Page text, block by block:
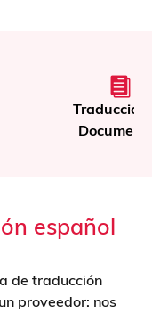
Traducción de
Documentos
español
de traducción
proveedor: nos